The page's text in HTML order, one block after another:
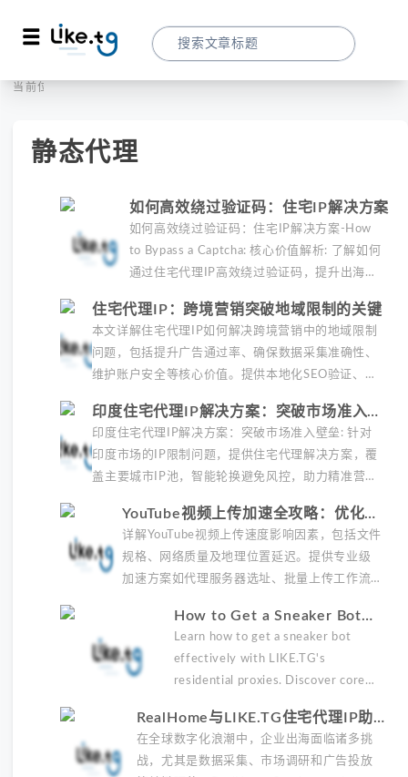
当前位置：
静态代理
如何高效绕过验证码：住宅IP解决方案
如何高效绕过验证码：住宅IP解决方案-How
to Bypass a Captcha: 核心价值解析: 了解如何
通过住宅代理IP高效绕过验证码，提升出海营
$0.2/G，助力全球业务拓展。
住宅代理IP：跨境营销突破地域限制的关键
本文详解住宅代理IP如何解决跨境营销中的地域限制
问题，包括提升广告通过率、确保数据采集准确性、
维护账户安全等核心价值。提供本地化SEO验证、社
附合规操作清单与异常处理方案。
印度住宅代理IP解决方案：突破市场准入壁
垒
印度住宅代理IP解决方案：突破市场准入壁垒: 针对
印度市场的IP限制问题，提供住宅代理解决方案，覆
盖主要城市IP池，智能轮换避免风控，助力精准营
YouTube视频上传加速全攻略：优化时
长与代理IP方案
详解YouTube视频上传速度影响因素，包括文件
规格、网络质量及地理位置延迟。提供专业级
加速方案如代理服务器选址、批量上传工作流
与实战优化建议，助力跨境团队提升内容发布
效率。
How to Get a Sneaker Bot
and Dominate the Market
with Residential Proxies
Learn how to get a sneaker bot
effectively with LIKE.TG's
residential proxies. Discover core
for global sneaker copping.
RealHome与LIKE.TG住宅代理IP助力
全球业务拓展
在全球数字化浪潮中，企业出海面临诸多挑
战，尤其是数据采集、市场调研和广告投放